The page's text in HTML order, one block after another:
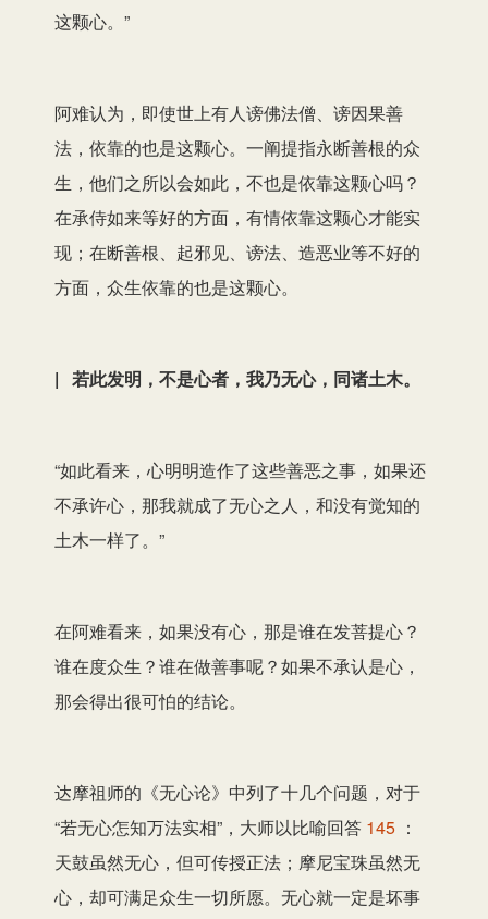
这颗心。”
阿难认为，即使世上有人谤佛法僧、谤因果善
法，依靠的也是这颗心。一阐提指永断善根的众
生，他们之所以会如此，不也是依靠这颗心吗？
在承侍如来等好的方面，有情依靠这颗心才能实
现；在断善根、起邪见、谤法、造恶业等不好的
方面，众生依靠的也是这颗心。
| 若此发明，不是心者，我乃无心，同诸土木。
“如此看来，心明明造作了这些善恶之事，如果还
不承许心，那我就成了无心之人，和没有觉知的
土木一样了。”
在阿难看来，如果没有心，那是谁在发菩提心？
谁在度众生？谁在做善事呢？如果不承认是心，
那会得出很可怕的结论。
达摩祖师的《无心论》中列了十几个问题，对于
“若无心怎知万法实相”，大师以比喻回答 145 ：
天鼓虽然无心，但可传授正法；摩尼宝珠虽然无
心，却可满足众生一切所愿。无心就一定是坏事